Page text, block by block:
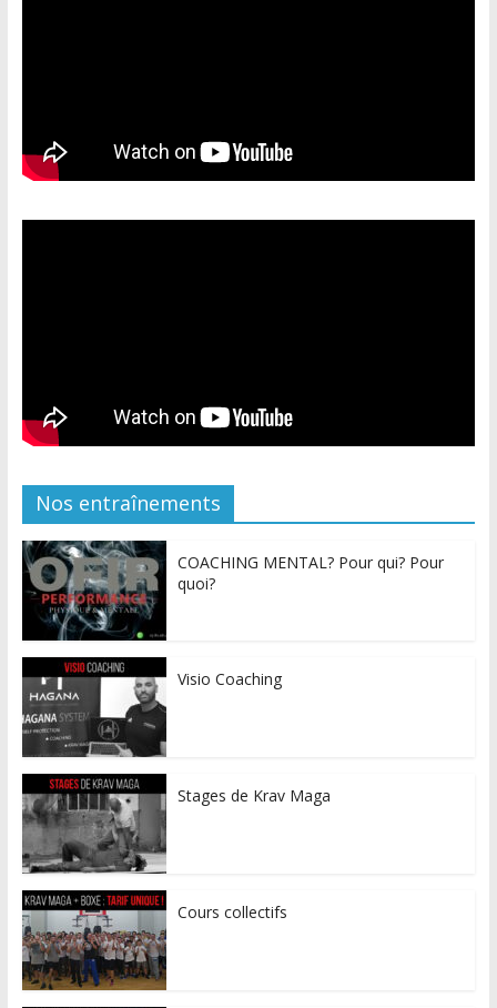
Nos entraînements
COACHING MENTAL? Pour qui? Pour
quoi?
Visio Coaching
Stages de Krav Maga
Cours collectifs